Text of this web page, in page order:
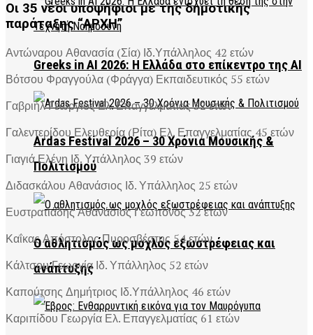
Greeks in AI 2026: Η Ελλάδα στο επίκεντρο της AI
Ardas Festival 2026 – 30 Χρόνια Μουσικής &
Πολιτισμού
Ο αθλητισμός ως μοχλός εξωστρέφειας και
ανάπτυξης
Οι 35 νέοι υποψήφιοι με της δημοτικής
παράταξης “ΑΡΧΗ”
Αντώναρου Αθανασία (Σία) Ιδ.Υπάλληλος 42 ετών
Βότσου Φραγγούλα (Φράγγα) Εκπαιδευτικός 55 ετών
Γαβριήλ Γεώργιος Ελ. Επαγγελματίας 52 ετών
Γαλεντερίδου Ελευθερία (Ρίτα) Ελ. Επαγγελματίας 45 ετών
Γιαγιά Ελένη Ιδ. Υπάλληλος 39 ετών
Διδασκάλου Αθανάσιος Ιδ. Υπάλληλος 25 ετών
Ευστρατιάδης Αθανάσιος Γεωπόνος 32 ετών
Καΐκας Απόστολος Πυροσβέστης 54 ετών
Κάλτσου Γεωργία Ιδ. Υπάλληλος 52 ετών
Καπούτσης Δημήτριος Ιδ.Υπάλληλος 46 ετών
Καριπίδου Γεωργία Ελ. Επαγγελματίας 61 ετών